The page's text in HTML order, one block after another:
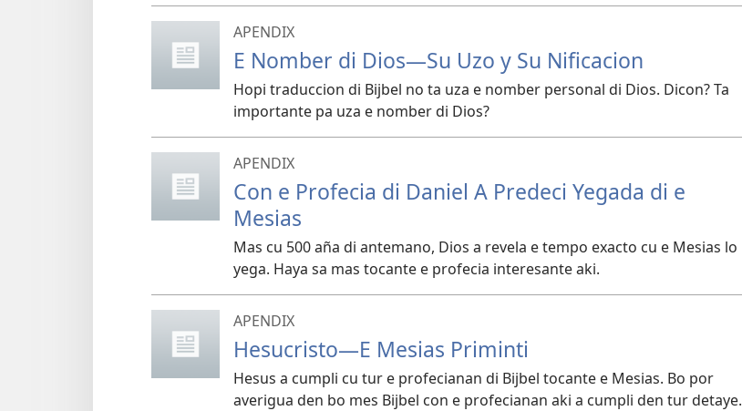
APENDIX
E Nomber di Dios—Su Uzo y Su Nificacion
Hopi traduccion di Bijbel no ta uza e nomber personal di Dios. Dicon? Ta
importante pa uza e nomber di Dios?
APENDIX
Con e Profecia di Daniel A Predeci Yegada di e
Mesias
Mas cu 500 aña di antemano, Dios a revela e tempo exacto cu e Mesias lo
yega. Haya sa mas tocante e profecia interesante aki.
APENDIX
Hesucristo—E Mesias Priminti
Hesus a cumpli cu tur e profecianan di Bijbel tocante e Mesias. Bo por
averigua den bo mes Bijbel con e profecianan aki a cumpli den tur detaye.